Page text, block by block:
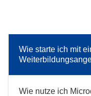
Wie starte ich mit
Wie nutze ich